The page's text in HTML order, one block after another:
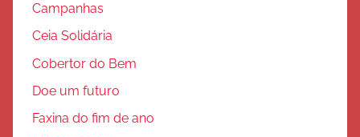
Campanhas
Ceia Solidária
Cobertor do Bem
Doe um futuro
Faxina do fim de ano